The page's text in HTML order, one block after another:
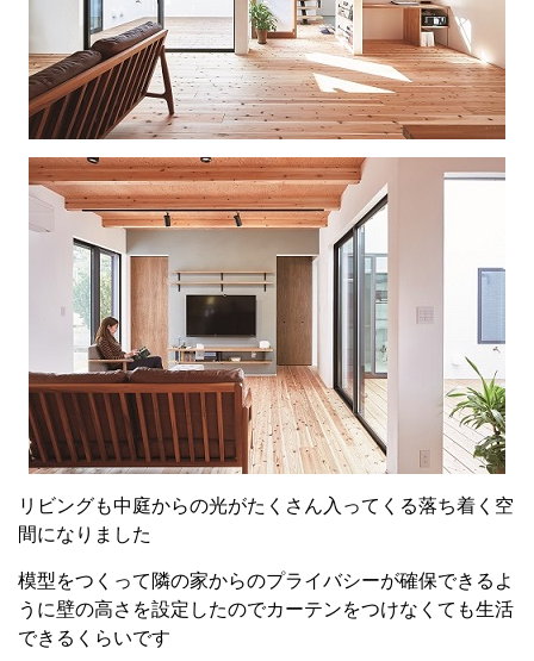
リビングも中庭からの光がたくさん入ってくる落ち着く空
間になりました
模型をつくって隣の家からのプライバシーが確保できるよ
うに壁の高さを設定したのでカーテンをつけなくても生活
できるくらいです